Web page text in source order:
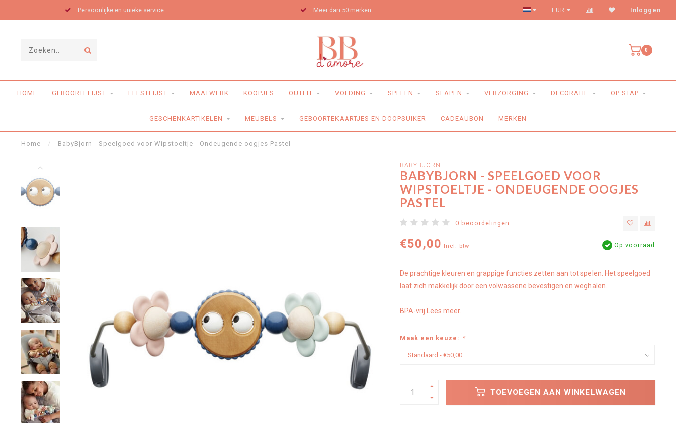
Persoonlijke en unieke service Meer dan 50 merken Levering aan huis
EUR Inloggen
0
HOME GEBOORTELIJST FEESTLIJST MAATWERK KOOPJES OUTFIT VOEDING SPELEN SLAPEN VERZORGING DECORATIE OP STAP
GESCHENKARTIKELEN MEUBELS GEBOORTEKAARTJES EN DOOPSUIKER CADEAUBON MERKEN
Home / BabyBjorn - Speelgoed voor Wipstoeltje - Ondeugende oogjes Pastel
BABYBJORN
BABYBJORN - SPEELGOED VOOR
WIPSTOELTJE - ONDEUGENDE OOGJES
PASTEL
0 beoordelingen
€50,00 Incl. btw Op voorraad
De prachtige kleuren en grappige functies zetten aan tot spelen. Het speelgoed
laat zich makkelijk door een volwassene bevestigen en weghalen.
BPA-vrij Lees meer..
Maak een keuze: *
TOEVOEGEN AAN WINKELWAGEN